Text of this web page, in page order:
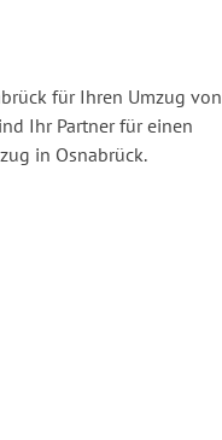
für Ihren Umzug von
Ihr Partner für einen
in Osnabrück.